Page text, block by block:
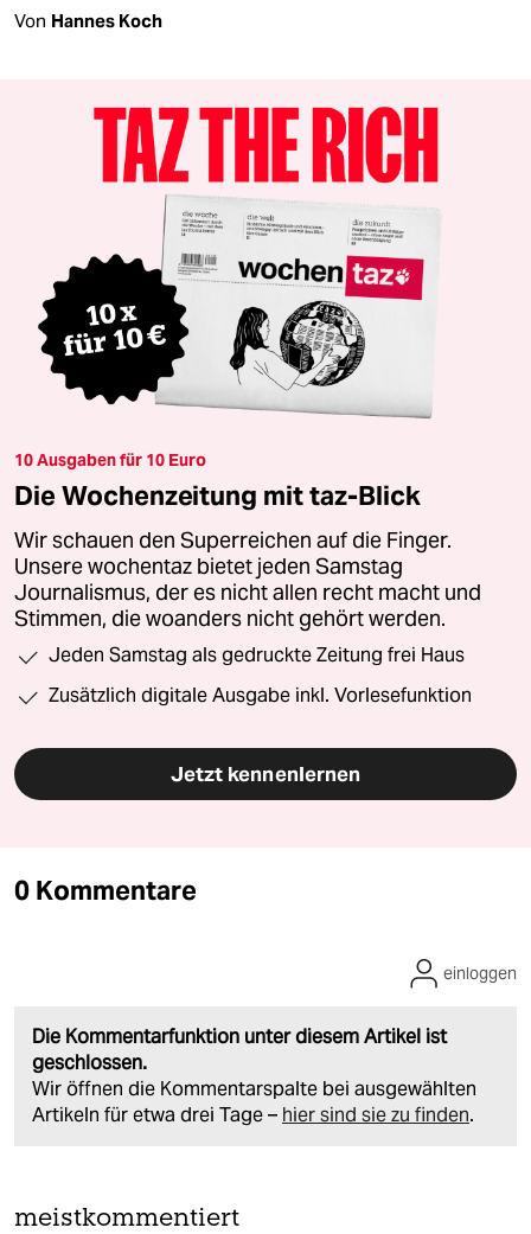
Von Hannes Koch
10 Ausgaben für 10 Euro
Die Wochenzeitung mit taz-Blick
Wir schauen den Superreichen auf die Finger.
Unsere wochentaz bietet jeden Samstag
Journalismus, der es nicht allen recht macht und
Stimmen, die woanders nicht gehört werden.
Jeden Samstag als gedruckte Zeitung frei Haus
Zusätzlich digitale Ausgabe inkl. Vorlesefunktion
Jetzt kennenlernen
0 Kommentare
Die Kommentarfunktion unter diesem Artikel ist
geschlossen.
Wir öffnen die Kommentarspalte bei ausgewählten
Artikeln für etwa drei Tage – hier sind sie zu finden.
einloggen
meistkommentiert